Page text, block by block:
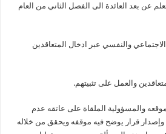
عن بعد العائدة الى الفصل الثاني من العام
والنفسي عبر ادخال المتعاقدين
والمسؤولية الملقاة على عاتقه عدم
وإصدار قرار يوضح فيه موقفه ويحقق من خلاله